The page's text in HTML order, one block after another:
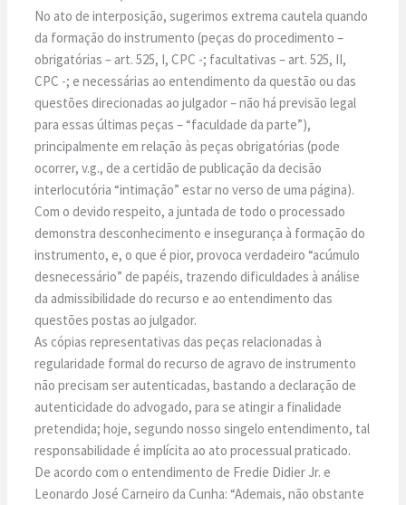
No ato de interposição, sugerimos extrema cautela quando
da formação do instrumento (peças do procedimento –
obrigatórias – art. 525, I, CPC -; facultativas – art. 525, II,
CPC -; e necessárias ao entendimento da questão ou das
questões direcionadas ao julgador – não há previsão legal
para essas últimas peças – “faculdade da parte”),
principalmente em relação às peças obrigatórias (pode
ocorrer, v.g., de a certidão de publicação da decisão
interlocutória “intimação” estar no verso de uma página).
Com o devido respeito, a juntada de todo o processado
demonstra desconhecimento e insegurança à formação do
instrumento, e, o que é pior, provoca verdadeiro “acúmulo
desnecessário” de papéis, trazendo dificuldades à análise
da admissibilidade do recurso e ao entendimento das
questões postas ao julgador.
As cópias representativas das peças relacionadas à
regularidade formal do recurso de agravo de instrumento
não precisam ser autenticadas, bastando a declaração de
autenticidade do advogado, para se atingir a finalidade
pretendida; hoje, segundo nosso singelo entendimento, tal
responsabilidade é implícita ao ato processual praticado.
De acordo com o entendimento de Fredie Didier Jr. e
Leonardo José Carneiro da Cunha: “Ademais, não obstante